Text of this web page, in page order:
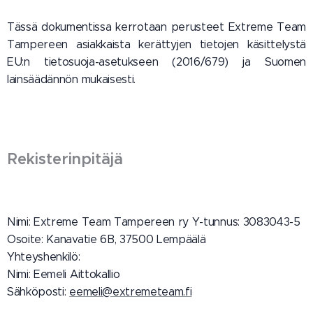
Tässä dokumentissa kerrotaan perusteet Extreme Team
Tampereen asiakkaista kerättyjen tietojen käsittelystä
EU:n tietosuoja-asetukseen (2016/679) ja Suomen
lainsäädännön mukaisesti.
Rekisterinpitäjä
Nimi: Extreme Team Tampereen ry Y-tunnus: 3083043-5
Osoite: Kanavatie 6B, 37500 Lempäälä
Yhteyshenkilö:
Nimi: Eemeli Aittokallio
Sähköposti: eemeli@extremeteam.fi